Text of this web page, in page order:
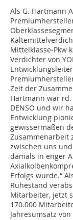
Als G. Hartmann
Mittelklasse-Pkw
Verdichter von
Zeit der
Hartmann war
DENSO und wir
Entwicklung
gewissermaßen
Zusammenarbeit
zwischen uns
damals in enger
Erfolgs wurde.“
Ruhestand
Mitarbeiter, jetzt
170.000
Jahresumsatz